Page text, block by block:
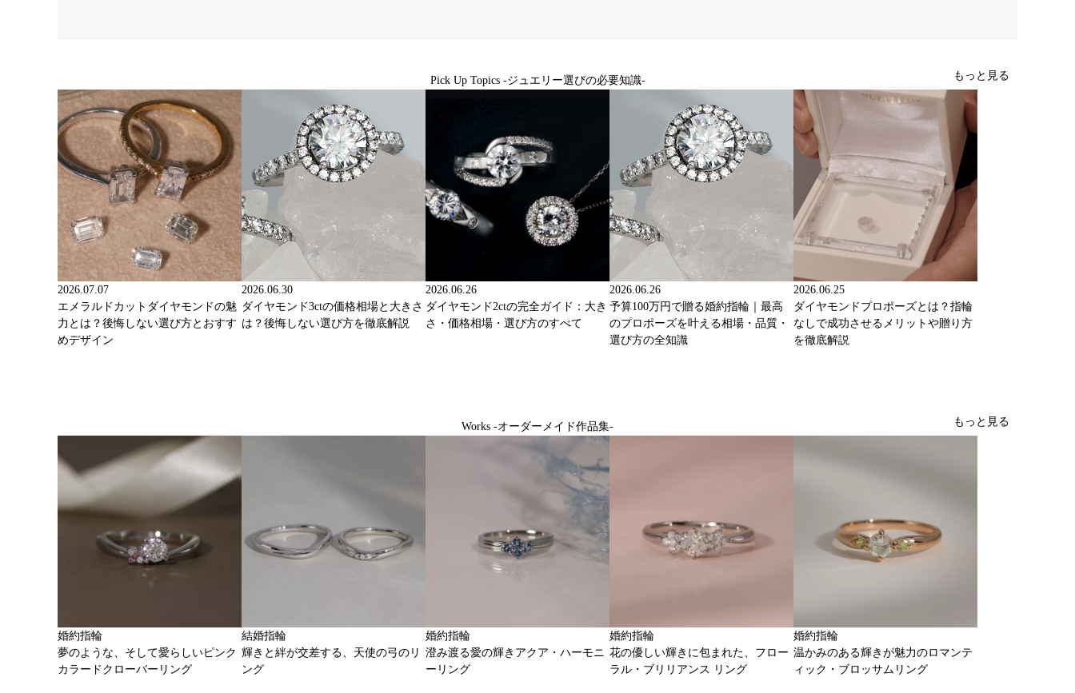
Pick Up Topics -ジュエリー選びの必要知識- もっと見る
2026.07.07
エメラルドカットダイヤモンドの魅
力とは？後悔しない選び方とおすす
めデザイン
2026.06.30
ダイヤモンド3ctの価格相場と大きさ
は？後悔しない選び方を徹底解説
2026.06.26
ダイヤモンド2ctの完全ガイド：大き
さ・価格相場・選び方のすべて
2026.06.26
予算100万円で贈る婚約指輪｜最高
のプロポーズを叶える相場・品質・
選び方の全知識
2026.06.25
ダイヤモンドプロポーズとは？指輪
なしで成功させるメリットや贈り方
を徹底解説
Works -オーダーメイド作品集- もっと見る
婚約指輪
夢のような、そして愛らしいピンク
カラードクローバーリング
結婚指輪
輝きと絆が交差する、天使の弓のリ
ング
婚約指輪
澄み渡る愛の輝きアクア・ハーモニ
ーリング
婚約指輪
花の優しい輝きに包まれた、フロー
ラル・ブリリアンス リング
婚約指輪
温かみのある輝きが魅力のロマンテ
ィック・ブロッサムリング